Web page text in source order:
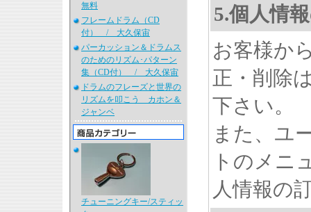
無料
フレームドラム（CD
付） / 大久保宙
パーカッション＆ドラムス
のためのリズム･パターン
集（CD付） / 大久保宙
ドラムのフレーズと世界の
リズムを叩こう カホン＆
ジャンベ
チューニングキー/スティッ
5.個人情
お客様か
正・削除
下さい。
また、ユ
トのメニ
人情報の